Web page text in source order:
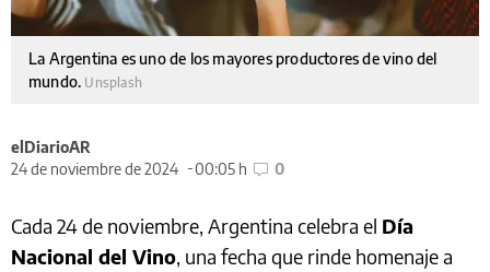
La Argentina es uno de los mayores productores de vino del
mundo. Unsplash
elDiarioAR
24 de noviembre de 2024
00:05 h 0
Cada 24 de noviembre, Argentina celebra el Día
Nacional del Vino, una fecha que rinde homenaje a